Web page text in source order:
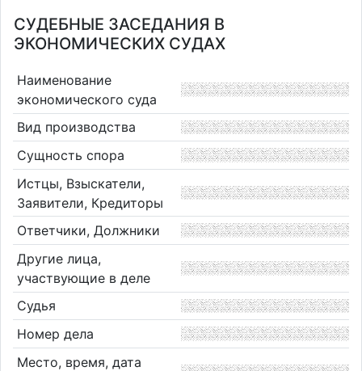
СУДЕБНЫЕ ЗАСЕДАНИЯ В
ЭКОНОМИЧЕСКИХ СУДАХ
Наименование
экономического суда
Вид производства
Сущность спора
Истцы, Взыскатели,
Заявители, Кредиторы
Ответчики, Должники
Другие лица,
участвующие в деле
Судья
Номер дела
Место, время, дата